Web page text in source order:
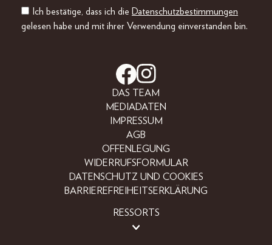
Ich bestätige, dass ich die Datenschutzbestimmungen
gelesen habe und mit ihrer Verwendung einverstanden bin.
DAS TEAM
MEDIADATEN
IMPRESSUM
AGB
OFFENLEGUNG
WIDERRUFSFORMULAR
DATENSCHUTZ UND COOKIES
BARRIEREFREIHEITSERKLÄRUNG
RESSORTS